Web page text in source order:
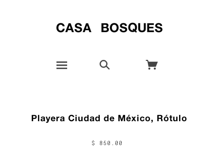
Playera Ciudad de México, Rótulo
$ 850.00